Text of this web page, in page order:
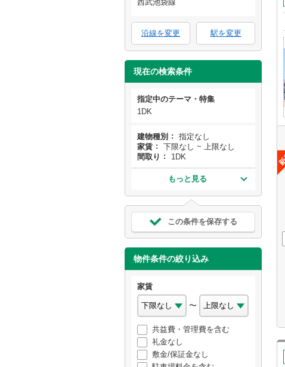
西武池袋線
沿線を変更 駅を変更
現在の検索条件
指定中のテーマ・特集
1DK
建物種別
指定なし
家賃
下限なし ~ 上限なし
間取り
1DK
もっと見る
この条件を保存する
物件条件の絞り込み
家賃
〜
共益費・管理費を含む
礼金なし
敷金/保証金なし